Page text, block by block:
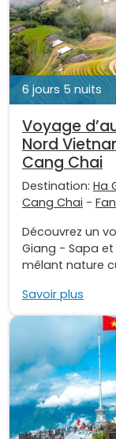
6 jours 5 nuits
Voyage
Nord
Cang Chai
Destination: Ha
Cang Chai -
Découvrez un
Giang - Sapa
mêlant nature
Savoir plus